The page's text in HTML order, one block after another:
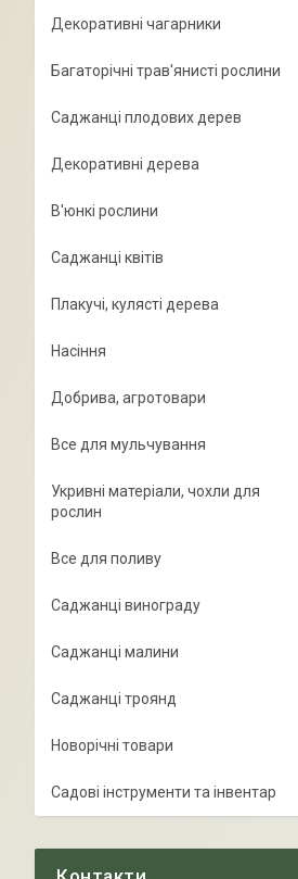
Декоративні чагарники
Багаторічні трав'янисті рослини
Саджанці плодових дерев
Декоративні дерева
В'юнкі рослини
Саджанці квітів
Плакучі, кулясті дерева
Насіння
Добрива, агротовари
Все для мульчування
Укривні матеріали, чохли для
рослин
Все для поливу
Саджанці винограду
Саджанці малини
Саджанці троянд
Новорічні товари
Садові інструменти та інвентар